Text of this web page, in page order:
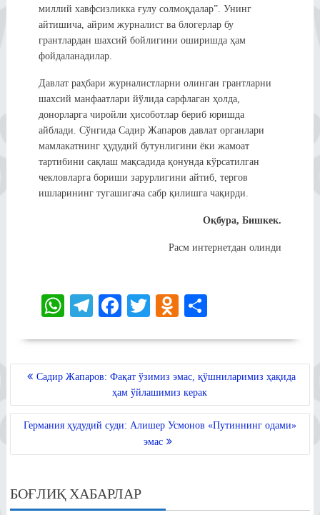
миллий хавфсизликка ғулу солмоқдалар”. Унинг
айтишича, айрим журналист ва блогерлар бу
грантлардан шахсий бойлигини оширишда ҳам
фойдаланадилар.
Давлат раҳбари журналистларни олинган грантларни
шахсий манфаатлари йўлида сарфлаган ҳолда,
донорларга чиройли ҳисоботлар бериб юришда
айблади. Сўнгида Садир Жапаров давлат органлари
мамлакатнинг ҳудудий бутунлигини ёки жамоат
тартибини сақлаш мақсадида қонунда кўрсатилган
чекловларга бориши зарурлигини айтиб, тергов
ишларининг тугашигача сабр қилишга чақирди.
Оқбура, Бишкек.
Расм интернетдан олинди
W
A
Te
a
Fa
ok
T
r
O
la
ss
ni
POST
MENYUSI
Садир Жапаров: Фақат ўзимиз эмас, қўшниларимиз ҳақида
ҳам ўйлашимиз керак
Германия ҳудудий суди: Алишер Усмонов «Путиннинг одами»
эмас
БОҒЛИҚ ХАБАРЛАР